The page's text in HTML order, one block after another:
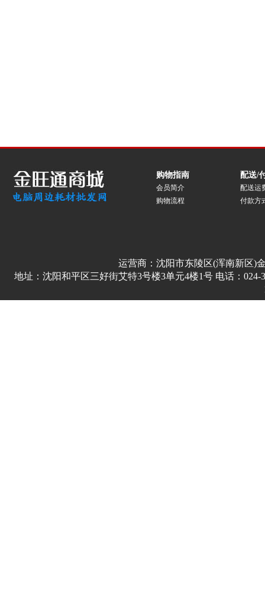
购物指南
会员简介
购物流程
配送/
配送运
付款方
运营商：沈阳市东陵区(浑南新区)
地址：沈阳和平区三好街艾特3号楼3单元4楼1号 电话：024-